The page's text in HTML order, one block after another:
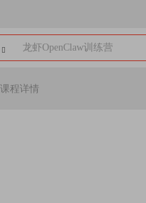
龙虾OpenClaw训练营
课程详情